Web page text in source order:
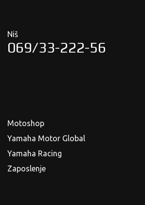
Niš
069/33-222-56
Motoshop
Yamaha Motor Global
Yamaha Racing
Zaposlenje